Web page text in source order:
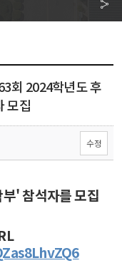
유
회 2024학년도 후
모집
수정
' 참석자를 모집